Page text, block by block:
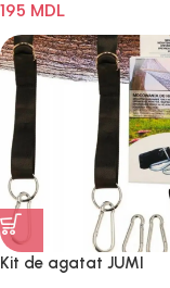
195 MDL
Kit de agatat JUMI